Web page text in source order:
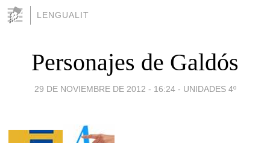
LENGUALIT
Personajes de Galdós
29 DE NOVIEMBRE DE 2012 - 16:24 - UNIDADES 4º